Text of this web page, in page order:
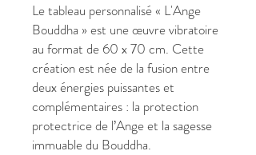
Le tableau personnalisé « L'Ange
Bouddha » est une œuvre vibratoire
au format de 60 x 70 cm. Cette
création est née de la fusion entre
deux énergies puissantes et
complémentaires : la protection
protectrice de l’Ange et la sagesse
immuable du Bouddha.